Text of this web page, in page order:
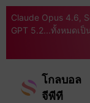
Claude Opus 4.6,
GPT 5.2...ทั้งหมดเป็
โกลบอล
จีพีที